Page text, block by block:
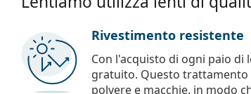
Rivestimento resistente
Con l'acquisto di ogni paio
gratuito. Questo trattamento
polvere e macchie, in modo